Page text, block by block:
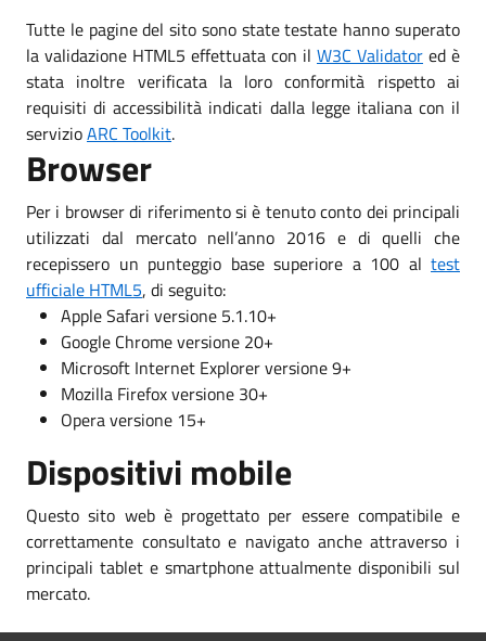
Tutte le pagine del sito sono state testate hanno superato
la validazione HTML5 effettuata con il W3C Validator ed è
stata inoltre verificata la loro conformità rispetto ai
requisiti di accessibilità indicati dalla legge italiana con il
servizioARC Toolkit.
Browser
Per i browser di riferimento si è tenuto conto dei principali
utilizzati dal mercato nell’anno 2016 e di quelli che
recepissero un punteggio base superiore a 100 al test
ufficiale HTML5, di seguito:
Apple Safari versione 5.1.10+
Google Chrome versione 20+
Microsoft Internet Explorer versione 9+
Mozilla Firefox versione 30+
Opera versione 15+
Dispositivi mobile
Questo sito web è progettato per essere compatibile e
correttamente consultato e navigato anche attraverso i
principali tablet e smartphone attualmente disponibili sul
mercato.